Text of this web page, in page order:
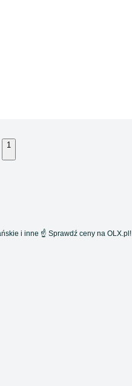
1
i inne ☝ Sprawdź ceny na OLX.pl!